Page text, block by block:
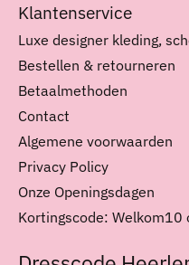
Klantenservice
Luxe designer kleding,
Bestellen & retourneren
Betaalmethoden
Contact
Algemene voorwaarden
Privacy Policy
Onze Openingsdagen
Kortingscode: